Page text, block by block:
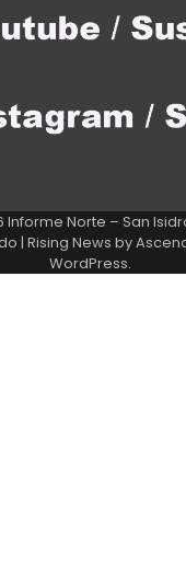
Informe Norte – San
| Rising News by
WordPress.